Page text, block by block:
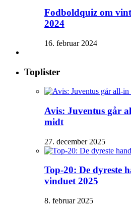
Fodboldquiz om
2024
16. februar 2024
Toplister
Avis: Juventus går
midt
27. december 2025
Top-20: De dyreste
vinduet 2025
8. februar 2025